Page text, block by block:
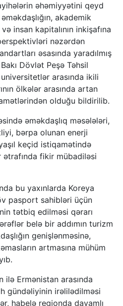
əhəmiyyətini qeyd
akademik
insan kapitalının inkişafına
nəzərdən
əsasında yaradılmış
Dövlət Peşə Təhsil
arasında ikili
ölkələr arasında artan
olduğu bildirilib.
əməkdaşlıq məsələləri,
bərpa olunan enerji
keçid istiqamətində
fikir mübadiləsi
bu yaxınlarda Koreya
pasport sahibləri üçün
tətbiq edilməsi qərarı
belə bir addımın turizm
genişlənməsinə,
artmasına mühüm
ilə Ermənistan arasında
gündəliyinin irəlilədilməsi
habelə regionda davamlı